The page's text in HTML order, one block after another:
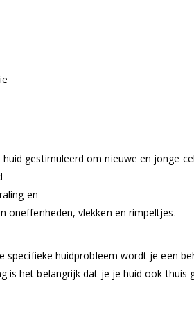
gestimuleerd om nieuwe en jonge
en
oneffenheden, vlekken en rimpeltjes.
specifieke huidprobleem wordt je een
is het belangrijk dat je je huid ook